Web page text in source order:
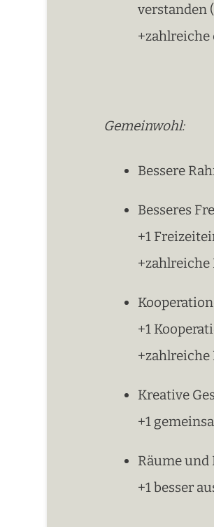
verstanden
Gemeinwohl:
Bessere
Besseres
+1
+zahlreiche
+1
Kreative
+1
Räume und
+1 besser